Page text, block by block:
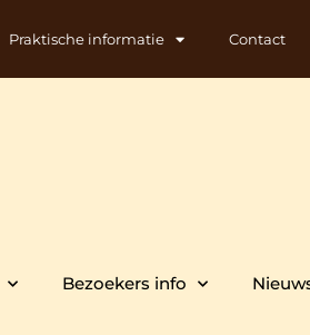
Praktische informatie Contact
Bezoekers info